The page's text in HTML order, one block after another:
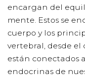
encargan del
mente. Estos se
cuerpo y los
vertebral, desde el
están conectados
endocrinas de